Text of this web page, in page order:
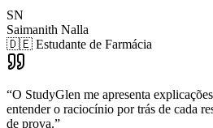
SN
Saimanith Nalla
🇩🇪 Estudante de Farmácia
“O StudyGlen me apresenta
entender o raciocínio por trás de cada
de prova.”